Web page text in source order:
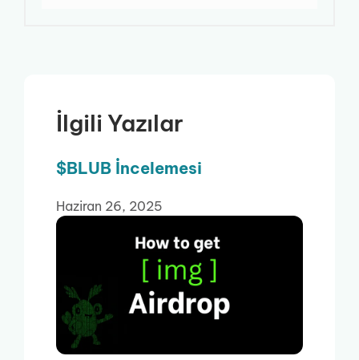
İlgili Yazılar
$BLUB İncelemesi
Haziran 26, 2025